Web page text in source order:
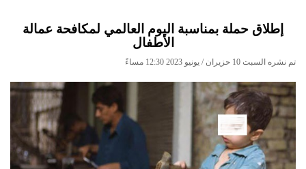
إطلاق حملة بمناسبة اليوم العالمي لمكافحة عمالة
الأطفال
تم نشره السبت 10 حزيران / يونيو 2023 12:30 مساءً